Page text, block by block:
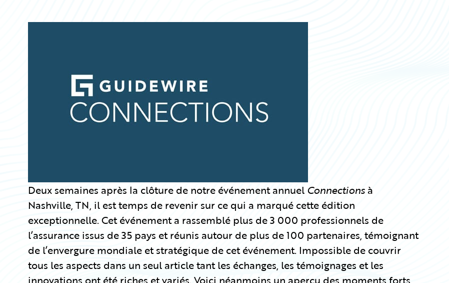
Deux semaines après la clôture de notre événement annuel Connectionsà
Nashville, TN, il est temps de revenir sur ce qui a marqué cette édition
exceptionnelle. Cet événement a rassemblé plus de 3 000 professionnels de
l’assurance issus de 35 pays et réunis autour de plus de 100 partenaires, témoignant
de l’envergure mondiale et stratégique de cet événement. Impossible de couvrir
tous les aspects dans un seul article tant les échanges, les témoignages et les
innovations ont été riches et variés. Voici néanmoins un aperçu des moments forts